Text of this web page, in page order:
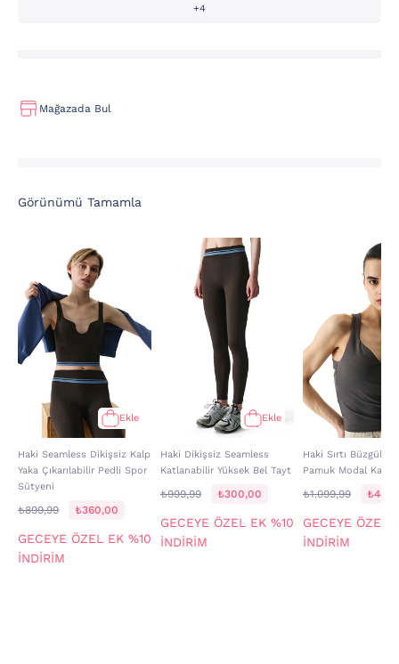
+4
Mağazada Bul
Görünümü Tamamla
Ekle
Haki Seamless Dikişsiz Kalp
Yaka Çıkarılabilir Pedli Spor
Sütyeni
₺899,99 ₺360,00
GECEYE ÖZEL EK %10
İNDİRİM
Ekle
Haki Dikişsiz Seamless
Katlanabilir Yüksek Bel Tayt
₺999,99 ₺300,00
GECEYE ÖZEL EK %10
İNDİRİM
Haki Sırtı Büzgülü
Pamuk Modal
₺1.099,99
GECEYE ÖZEL
İNDİRİM